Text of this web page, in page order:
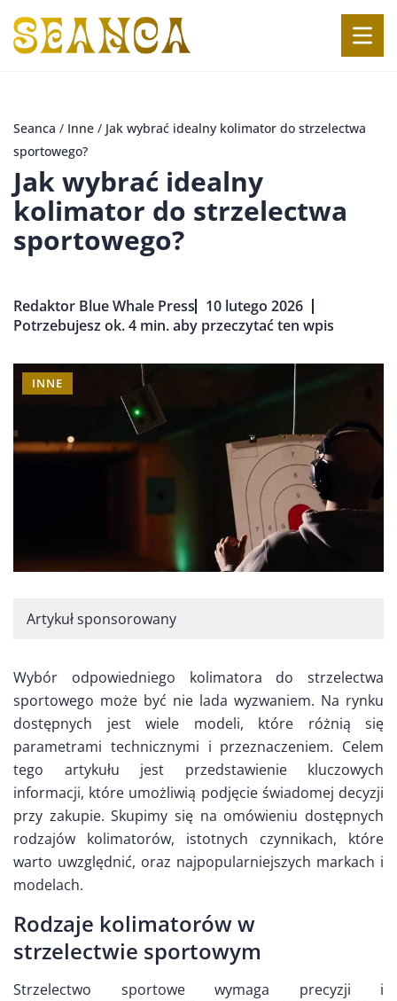
Seanca / Inne / Jak wybrać idealny kolimator do strzelectwa
sportowego?
Jak wybrać idealny
kolimator do strzelectwa
sportowego?
Redaktor Blue Whale Press
10 lutego 2026
Potrzebujesz ok. 4 min. aby przeczytać ten wpis
INNE
Artykuł sponsorowany
Wybór odpowiedniego kolimatora do strzelectwa
sportowego może być nie lada wyzwaniem. Na rynku
dostępnych jest wiele modeli, które różnią się
parametrami technicznymi i przeznaczeniem. Celem
tego artykułu jest przedstawienie kluczowych
informacji, które umożliwią podjęcie świadomej decyzji
przy zakupie. Skupimy się na omówieniu dostępnych
rodzajów kolimatorów, istotnych czynnikach, które
warto uwzględnić, oraz najpopularniejszych markach i
modelach.
Rodzaje kolimatorów w
strzelectwie sportowym
Strzelectwo sportowe wymaga precyzji i